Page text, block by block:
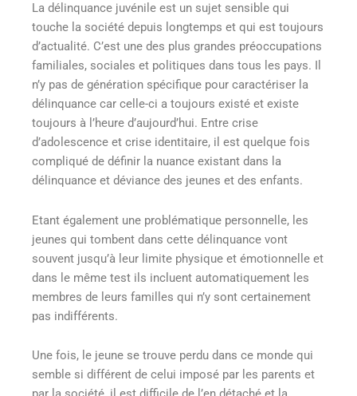
La délinquance juvénile est un sujet sensible qui
touche la société depuis longtemps et qui est toujours
d’actualité. C’est une des plus grandes préoccupations
familiales, sociales et politiques dans tous les pays. Il
n’y pas de génération spécifique pour caractériser la
délinquance car celle-ci a toujours existé et existe
toujours à l’heure d’aujourd’hui. Entre crise
d’adolescence et crise identitaire, il est quelque fois
compliqué de définir la nuance existant dans la
délinquance et déviance des jeunes et des enfants.
Etant également une problématique personnelle, les
jeunes qui tombent dans cette délinquance vont
souvent jusqu’à leur limite physique et émotionnelle et
dans le même test ils incluent automatiquement les
membres de leurs familles qui n’y sont certainement
pas indifférents.
Une fois, le jeune se trouve perdu dans ce monde qui
semble si différent de celui imposé par les parents et